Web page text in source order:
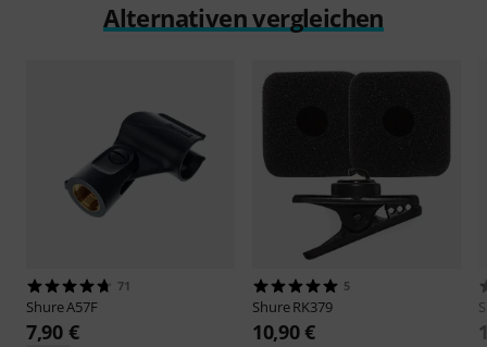
Alternativen vergleichen
71
ShureA57F
7,90 €
5
ShureRK379
10,90 €